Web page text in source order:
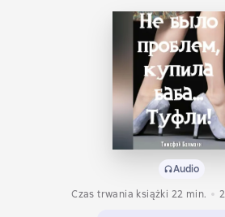
Audio
Czas trwania książki 22 min.